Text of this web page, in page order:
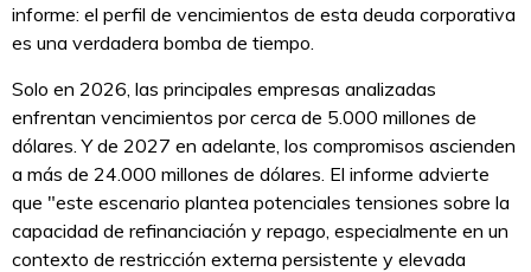
informe: el perfil de vencimientos de esta deuda corporativa
es una verdadera bomba de tiempo.
Solo en 2026, las principales empresas analizadas
enfrentan vencimientos por cerca de 5.000 millones de
dólares. Y de 2027 en adelante, los compromisos ascienden
a más de 24.000 millones de dólares. El informe advierte
que "este escenario plantea potenciales tensiones sobre la
capacidad de refinanciación y repago, especialmente en un
contexto de restricción externa persistente y elevada